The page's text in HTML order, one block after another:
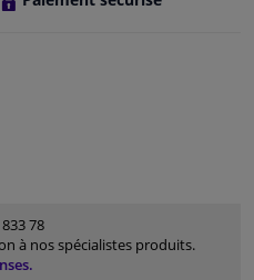
78
à nos spécialistes produits.